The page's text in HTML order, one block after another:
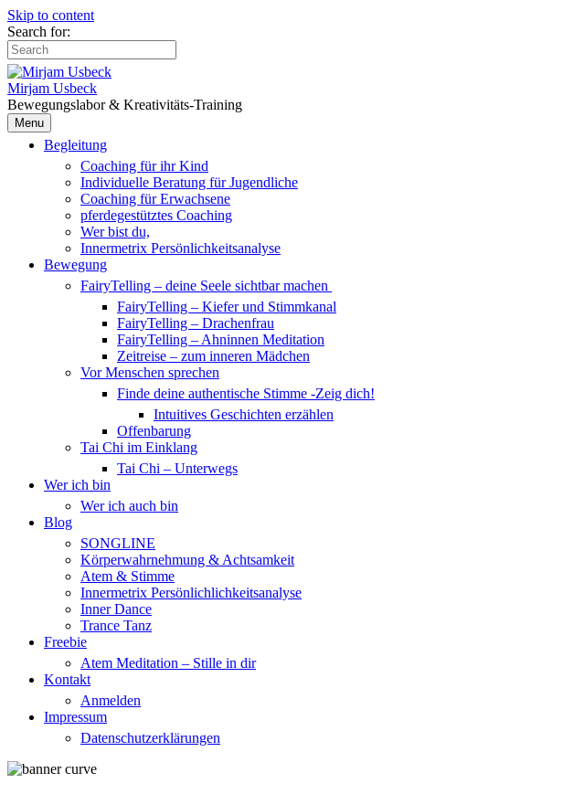
Skip to content
Search for:
Mirjam Usbeck
Bewegungslabor & Kreativitäts-Training
Menu
Begleitung
Coaching für ihr Kind
Individuelle Beratung für Jugendliche
Coaching für Erwachsene
pferdegestütztes Coaching
Wer bist du,
Innermetrix Persönlichkeitsanalyse
Bewegung
FairyTelling – deine Seele sichtbar machen
FairyTelling – Kiefer und Stimmkanal
FairyTelling – Drachenfrau
FairyTelling – Ahninnen Meditation
Zeitreise – zum inneren Mädchen
Vor Menschen sprechen
Finde deine authentische Stimme -Zeig dich!
Intuitives Geschichten erzählen
Offenbarung
Tai Chi im Einklang
Tai Chi – Unterwegs
Wer ich bin
Wer ich auch bin
Blog
SONGLINE
Körperwahrnehmung & Achtsamkeit
Atem & Stimme
Innermetrix Persönlichlichkeitsanalyse
Inner Dance
Trance Tanz
Freebie
Atem Meditation – Stille in dir
Kontakt
Anmelden
Impressum
Datenschutzerklärungen